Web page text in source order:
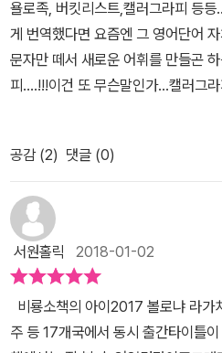
증으로 인해 그림책을 사랑하는 사
문자 그대로 기. 대. 작. 타이포그래
작업인데요. 전 이를 본 적이 없어서
책의 구성을 가볍게 한 번 훑어보고
으로 인식할 법한 5세 첫째와 그림
죠. '뭐 이상한 거 없어?'아이는 그제
않았다면 아이가 글자로 구성된 그
지도 모르겠어요. 스스로 알아차리기
번엔 신랑에게 '이 책 좀 읽어봐'라며
은 책을 열자마자 '이거 여기 그림에
야 해? 볼드체로도 있고. 이거 다 읽
글자에 눈길이 가나 봐요 ㅋㅋㅋ도대
욜로족, 버킷리스트,캘러그라피 등
게 번역했다면 요즘엔 그 영어단어
문자만 떼서 새로운 어휘를 만들곤
피....!!!이건 또 무슨말인가...캘러그
구요...일명 문자디자인!! 제가 좋아
나왔어요..[책의아이][크레용이 화났
샘윈스턴이 함께 쓰고 그린 [책의아
성이 독특하고 작품성을 인정받아
했어요 페이스북 보면 북트레일러에
요....ㅎㅎ 제목 [책의아이]는 이야기
하면 할수록 타이포그래피로 만들어
을 해요..낱말의 바다를 여행하면
그러다 만난 소년과 함께 상상의 산
공감 (2) 댓글 (0)
서원홀릭 2018-01-02
비룡소책의 아이2017 볼로냐 라가
주 등 17개국에서 동시 출간타이틀